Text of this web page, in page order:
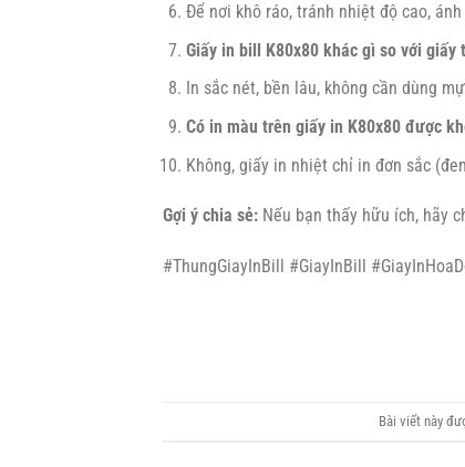
Để nơi khô ráo, tránh nhiệt độ cao,
Giấy in bill K80x80 khác gì so với giấy
In sắc nét, bền lâu, không cần dùng
Có in màu trên giấy in K80x80 được
Không, giấy in nhiệt chỉ in đơn sắc
Gợi ý chia sẻ: Nếu bạn thấy hữu ích, hãy
#ThungGiayInBill #GiayInBill
Bài viết này